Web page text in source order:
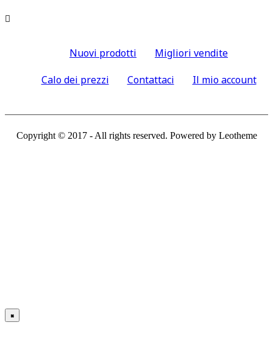

Nuovi prodotti
Migliori vendite
Calo dei prezzi
Contattaci Il mio account
Copyright © 2017 - All rights reserved. Powered by Leotheme
×